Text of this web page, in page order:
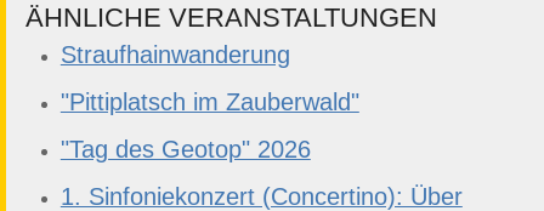
ÄHNLICHE VERANSTALTUNGEN
Straufhainwanderung
"Pittiplatsch im Zauberwald"
"Tag des Geotop" 2026
1. Sinfoniekonzert (Concertino): Über